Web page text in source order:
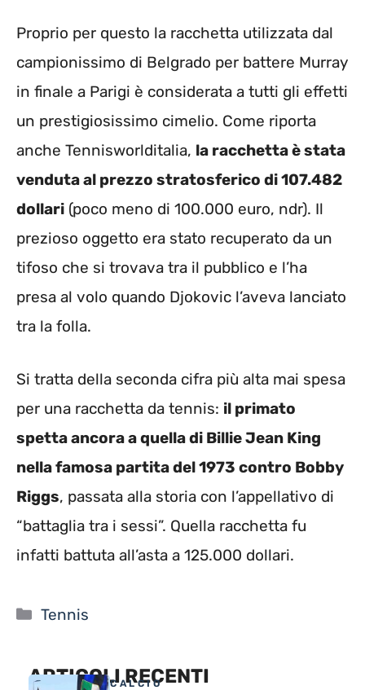
Proprio per questo la racchetta utilizzata dal
campionissimo di Belgrado per battere Murray
in finale a Parigi è considerata a tutti gli effetti
un prestigiosissimo cimelio. Come riporta
anche Tennisworlditalia, la racchetta è stata
venduta al prezzo stratosferico di 107.482
dollari (poco meno di 100.000 euro, ndr). Il
prezioso oggetto era stato recuperato da un
tifoso che si trovava tra il pubblico e l’ha
presa al volo quando Djokovic l’aveva lanciato
tra la folla.
Si tratta della seconda cifra più alta mai spesa
per una racchetta da tennis: il primato
spetta ancora a quella di Billie Jean King
nella famosa partita del 1973 contro Bobby
Riggs, passata alla storia con l’appellativo di
“battaglia tra i sessi”. Quella racchetta fu
infatti battuta all’asta a 125.000 dollari.
Categorie
Tennis
ARTICOLI RECENTI
CALCIO